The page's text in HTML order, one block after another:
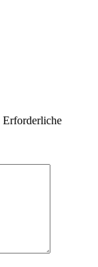
Erforderliche